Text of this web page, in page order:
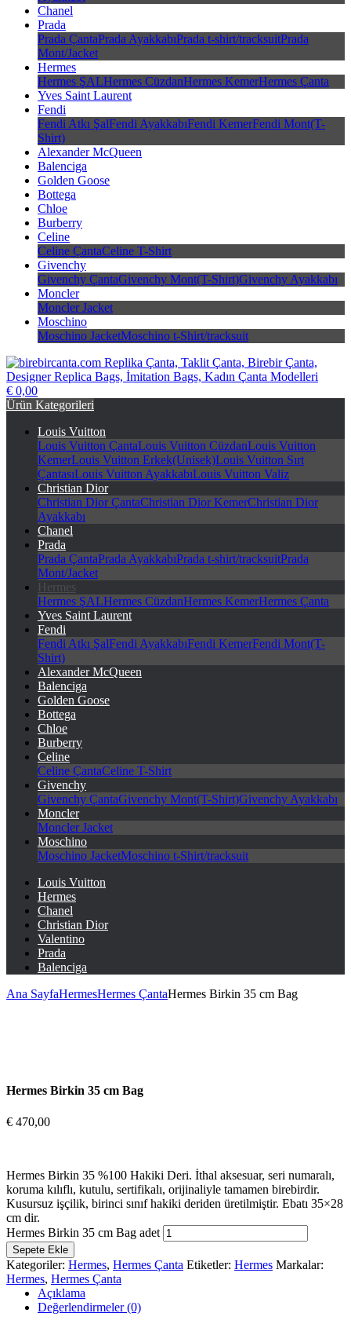
Chanel
Prada
Prada ÇantaPrada AyakkabıPrada t-shirt/tracksuitPrada
Mont/Jacket
Hermes
Hermes ŞALHermes CüzdanHermes KemerHermes Çanta
Yves Saint Laurent
Fendi
Fendi Atkı ŞalFendi AyakkabıFendi KemerFendi Mont(T-
Shirt)
Alexander McQueen
Balenciga
Golden Goose
Bottega
Chloe
Burberry
Celine
Celine ÇantaCeline T-Shirt
Givenchy
Givenchy ÇantaGivenchy Mont(T-Shirt)Givenchy Ayakkabı
Moncler
Moncler Jacket
Moschino
Moschino JacketMoschino t-Shirt/tracksuit
birebircanta.com Replika Çanta, Taklit Çanta, Birebir Çanta,
€ 0,00
Ürün Kategorileri
Louis Vuitton
Louis Vuitton ÇantaLouis Vuitton CüzdanLouis Vuitton
KemerLouis Vuitton Erkek(Unisek)Louis Vuitton Sırt
ÇantasıLouis Vuitton AyakkabıLouis Vuitton Valiz
Christian Dior
Christian Dior ÇantaChristian Dior KemerChristian Dior
Ayakkabı
Chanel
Prada
Prada ÇantaPrada AyakkabıPrada t-shirt/tracksuitPrada
Mont/Jacket
Hermes
Hermes ŞALHermes CüzdanHermes KemerHermes Çanta
Yves Saint Laurent
Fendi
Fendi Atkı ŞalFendi AyakkabıFendi KemerFendi Mont(T-
Shirt)
Alexander McQueen
Balenciga
Golden Goose
Bottega
Chloe
Burberry
Celine
Celine ÇantaCeline T-Shirt
Givenchy
Givenchy ÇantaGivenchy Mont(T-Shirt)Givenchy Ayakkabı
Moncler
Moncler Jacket
Moschino
Moschino JacketMoschino t-Shirt/tracksuit
Louis Vuitton
Hermes
Chanel
Christian Dior
Valentino
Prada
Balenciga
Ana SayfaHermesHermes ÇantaHermes Birkin 35 cm Bag
Hermes Birkin 35 cm Bag
€ 470,00
Hermes Birkin 35 %100 Hakiki Deri. İthal aksesuar, seri numaralı,
koruma kılıflı, kutulu, sertifikalı, orijinaliyle tamamen birebirdir.
Kusursuz işçilik, birinci sınıf hakiki deriden üretilmiştir. Ebatı 35×28
cm dir.
Hermes Birkin 35 cm Bag adet
Sepete Ekle
Kategoriler: Hermes, Hermes Çanta Etiketler: Hermes Markalar:
Hermes, Hermes Çanta
Açıklama
Değerlendirmeler (0)